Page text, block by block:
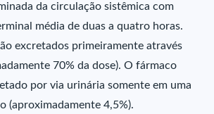
da circulação sistêmica com
média de duas a quatro horas.
excretados primeiramente através
70% da dose). O fármaco
por via urinária somente em uma
(aproximadamente 4,5%).